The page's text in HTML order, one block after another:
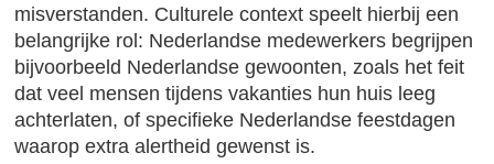
misverstanden. Culturele context speelt hierbij een
belangrijke rol: Nederlandse medewerkers begrijpen
bijvoorbeeld Nederlandse gewoonten, zoals het feit
dat veel mensen tijdens vakanties hun huis leeg
achterlaten, of specifieke Nederlandse feestdagen
waarop extra alertheid gewenst is.